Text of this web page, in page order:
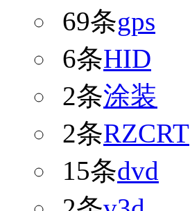
69条gps
6条HID
2条涂装
2条RZCRT
15条dvd